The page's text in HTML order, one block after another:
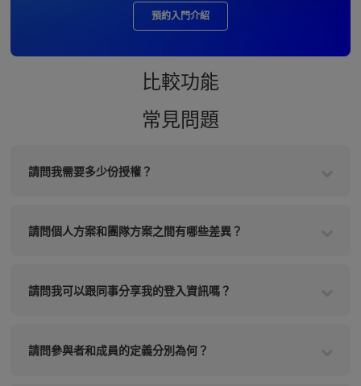
預約入門介紹
比較功能
常見問題
請問我需要多少份授權？
請問個人方案和團隊方案之間有哪些差異？
請問我可以跟同事分享我的登入資訊嗎？
請問參與者和成員的定義分別為何？